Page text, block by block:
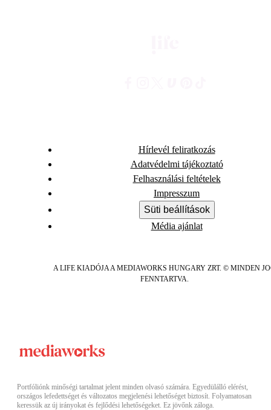
Hírlevél feliratkozás
Adatvédelmi tájékoztató
Felhasználási feltételek
Impresszum
Süti beállítások
Média ajánlat
A LIFE KIADÓJA A MEDIAWORKS HUNGARY ZRT. © MINDEN
FENNTARTVA.
Portfóliónk minőségi tartalmat jelent minden olvasó számára. Egyedülálló elérést,
országos lefedettséget és változatos megjelenési lehetőséget biztosít. Folyamatosan
keressük az új irányokat és fejlődési lehetőségeket. Ez jövőnk záloga.